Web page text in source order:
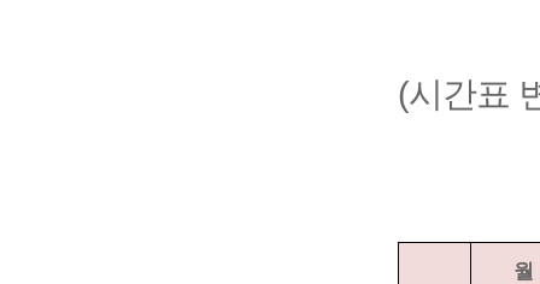
(시간표
월